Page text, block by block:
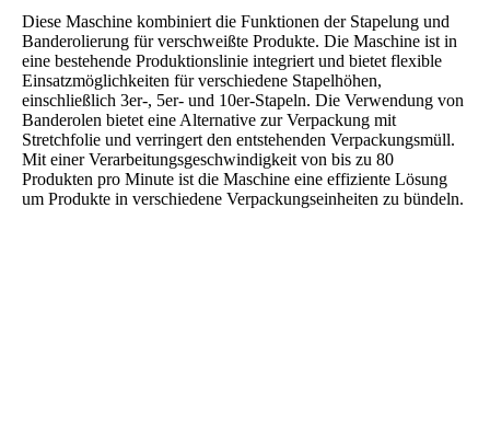
Diese Maschine kombiniert die Funktionen der Stapelung und
Banderolierung für verschweißte Produkte. Die Maschine ist in
eine bestehende Produktionslinie integriert und bietet flexible
Einsatzmöglichkeiten für verschiedene Stapelhöhen,
einschließlich 3er-, 5er- und 10er-Stapeln. Die Verwendung von
Banderolen bietet eine Alternative zur Verpackung mit
Stretchfolie und verringert den entstehenden Verpackungsmüll.
Mit einer Verarbeitungsgeschwindigkeit von bis zu 80
Produkten pro Minute ist die Maschine eine effiziente Lösung
um Produkte in verschiedene Verpackungseinheiten zu bündeln.